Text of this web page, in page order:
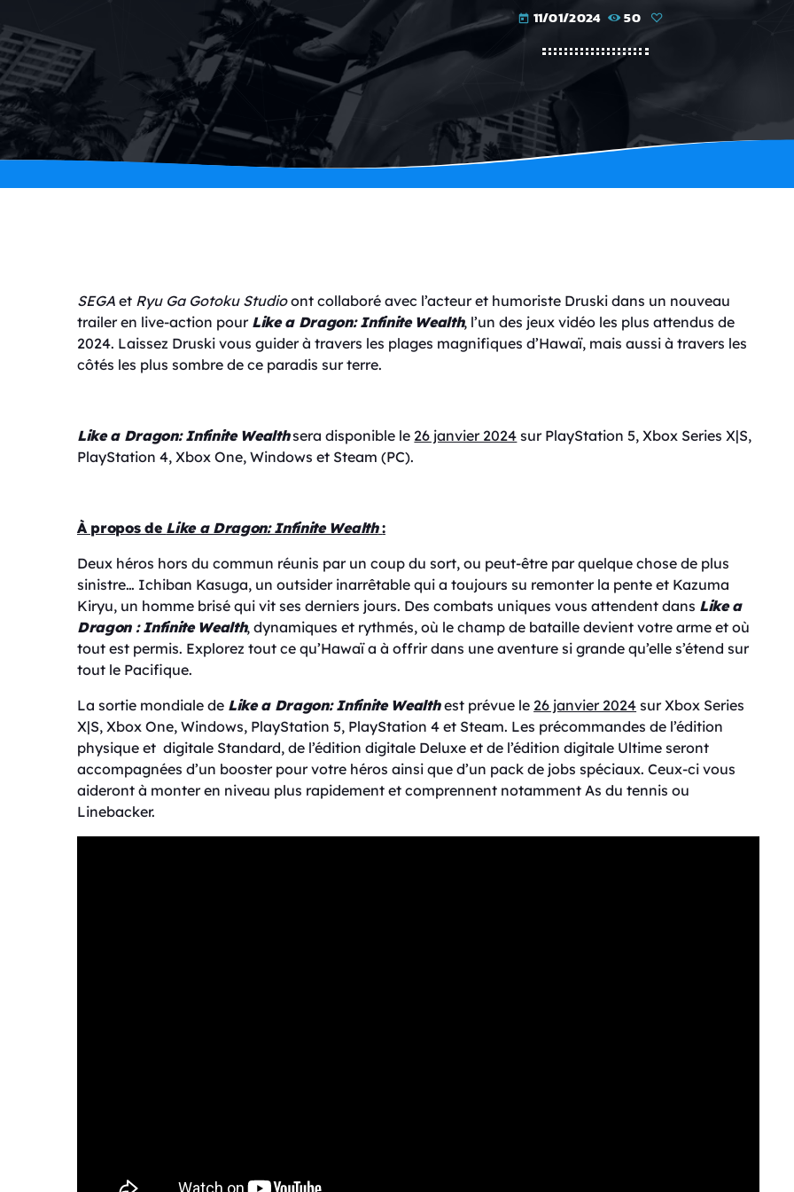
today 11/01/2024 50
SEGA et Ryu Ga Gotoku Studioont collaboré avec l’acteur et humoriste Druski dans un nouveau
trailer en live-action pour Like a Dragon: Infinite Wealth, l’un des jeux vidéo les plus attendus de
2024. Laissez Druski vous guider à travers les plages magnifiques d’Hawaï, mais aussi à travers les
côtés les plus sombre de ce paradis sur terre.
Like a Dragon: Infinite Wealthsera disponible le 26 janvier 2024 sur PlayStation 5, Xbox Series X|S,
PlayStation 4, Xbox One, Windows et Steam (PC).
À propos de Like a Dragon: Infinite Wealth :
Deux héros hors du commun réunis par un coup du sort, ou peut-être par quelque chose de plus
sinistre… Ichiban Kasuga, un outsider inarrêtable qui a toujours su remonter la pente et Kazuma
Kiryu, un homme brisé qui vit ses derniers jours. Des combats uniques vous attendent dans Like a
Dragon : Infinite Wealth, dynamiques et rythmés, où le champ de bataille devient votre arme et où
tout est permis. Explorez tout ce qu’Hawaï a à offrir dans une aventure si grande qu’elle s’étend sur
tout le Pacifique.
La sortie mondiale de Like a Dragon: Infinite Wealthest prévue le 26 janvier 2024 sur Xbox Series
X|S, Xbox One, Windows, PlayStation 5, PlayStation 4 et Steam. Les précommandes de l’édition
physique et digitale Standard, de l’édition digitale Deluxe et de l’édition digitale Ultime seront
accompagnées d’un booster pour votre héros ainsi que d’un pack de jobs spéciaux. Ceux-ci vous
aideront à monter en niveau plus rapidement et comprennent notamment As du tennis ou
Linebacker.